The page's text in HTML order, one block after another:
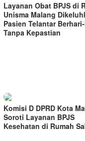
Layanan Obat BPJS di
Unisma Malang
Pasien Telantar
Tanpa Kepastian
Komisi D DPRD Kota
Soroti Layanan BPJS
Kesehatan di Rumah